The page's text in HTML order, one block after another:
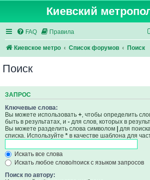
Киевский
FAQ Правила
Киевское метро Список форумов Поиск
Поиск
ЗАПРОС
Ключевые слова:
Вы можете использовать + , чтобы определить
быть в результатах, и - для слов, которых в
Вы можете разделить слова символом | для
списка. Используйте * в качестве шаблона для
Искать все слова
Искать любое слово/поиск с языком запросов
Поиск по автору: